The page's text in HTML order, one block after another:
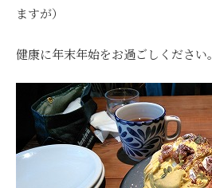
ますが）
健康に年末年始をお過ごしください。